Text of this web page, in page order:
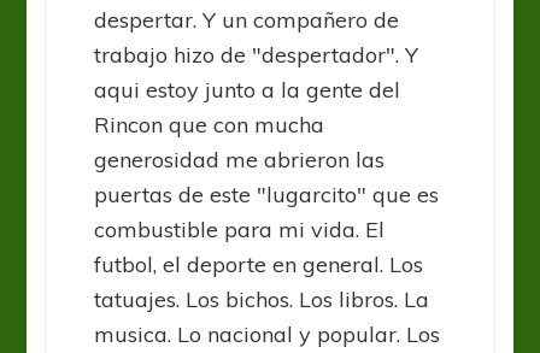
despertar. Y un compañero de
trabajo hizo de "despertador". Y
aqui estoy junto a la gente del
Rincon que con mucha
generosidad me abrieron las
puertas de este "lugarcito" que es
combustible para mi vida. El
futbol, el deporte en general. Los
tatuajes. Los bichos. Los libros. La
musica. Lo nacional y popular. Los